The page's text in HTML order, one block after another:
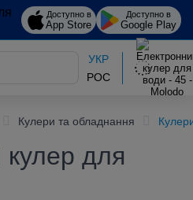
Доступно в
App Store
Доступно в
Google Play
УКР
РОС
Кулери та обладнання
для